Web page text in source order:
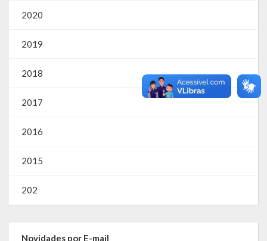
2020
2019
2018
2017
2016
2015
202
Novidades por E-mail